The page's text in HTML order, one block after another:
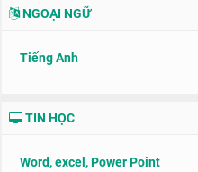
NGOẠI NGỮ
Tiếng Anh
TIN HỌC
Word, excel, Power Point